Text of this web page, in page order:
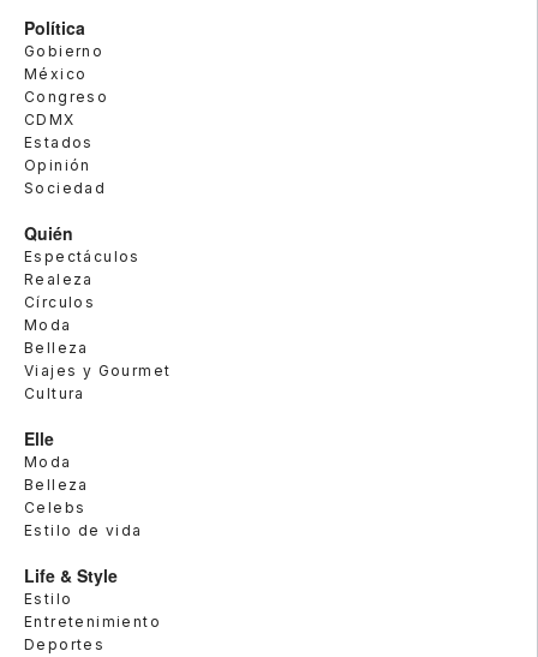
Política
Gobierno
México
Congreso
CDMX
Estados
Opinión
Sociedad
Quién
Espectáculos
Realeza
Círculos
Moda
Belleza
Viajes y Gourmet
Cultura
Elle
Moda
Belleza
Celebs
Estilo de vida
Life & Style
Estilo
Entretenimiento
Deportes